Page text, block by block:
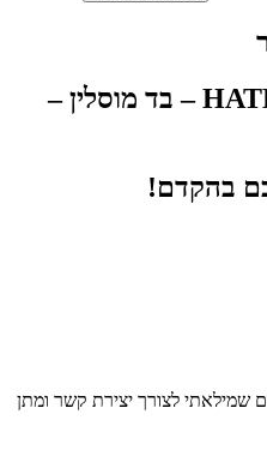
גלגל ליטוש HATHO Muslin – בד מוסלין –
בהקדם!
לצורך יצירת קשר ומתן